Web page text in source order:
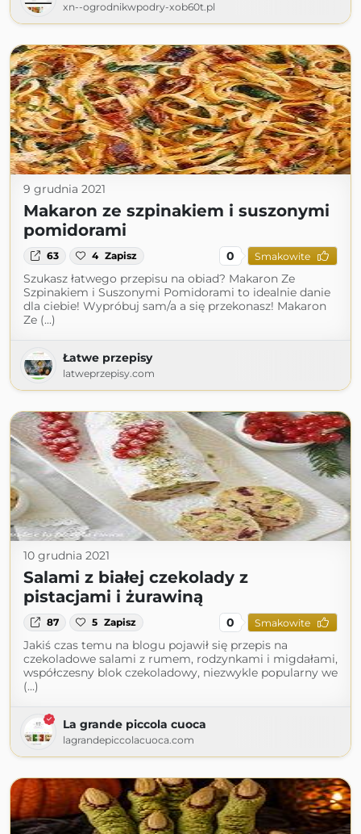
xn--ogrodnikwpodry-xob60t.pl
9 grudnia 2021
Makaron ze szpinakiem i suszonymi
pomidorami
63 4 Zapisz 0 Smakowite
Szukasz łatwego przepisu na obiad? Makaron Ze
Szpinakiem i Suszonymi Pomidorami to idealnie danie
dla ciebie! Wypróbuj sam/a a się przekonasz! Makaron
Ze (...)
Łatwe przepisy
latweprzepisy.com
10 grudnia 2021
Salami z białej czekolady z
pistacjami i żurawiną
87 5 Zapisz 0 Smakowite
Jakiś czas temu na blogu pojawił się przepis na
czekoladowe salami z rumem, rodzynkami i migdałami,
współczesny blok czekoladowy, niezwykle popularny we
(...)
La grande piccola cuoca
lagrandepiccolacuoca.com